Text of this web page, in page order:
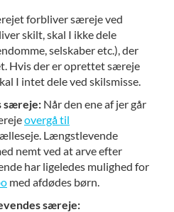
forbliver særeje ved
skilt, skal I ikke dele
selskaber etc.), der
Hvis der er oprettet særeje
I intet dele ved skilsmisse.
særeje: Når den ene af jer går
overgå til
Længstlevende
nemt ved at arve efter
har ligeledes mulighed for
med afdødes børn.
særeje: